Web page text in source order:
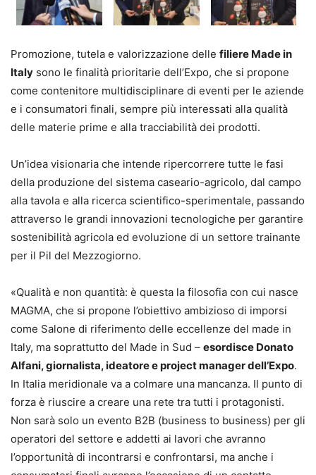
Promozione, tutela e valorizzazione delle filiere Made in
Italy sono le finalità prioritarie dell’Expo, che si propone
come contenitore multidisciplinare di eventi per le aziende
e i consumatori finali, sempre più interessati alla qualità
delle materie prime e alla tracciabilità dei prodotti.
Un’idea visionaria che intende ripercorrere tutte le fasi
della produzione del sistema caseario-agricolo, dal campo
alla tavola e alla ricerca scientifico-sperimentale, passando
attraverso le grandi innovazioni tecnologiche per garantire
sostenibilità agricola ed evoluzione di un settore trainante
per il Pil del Mezzogiorno.
«Qualità e non quantità: è questa la filosofia con cui nasce
MAGMA, che si propone l’obiettivo ambizioso di imporsi
come Salone di riferimento delle eccellenze del made in
Italy, ma soprattutto del Made in Sud – esordisce Donato
Alfani, giornalista, ideatore e project manager dell’Expo.
In Italia meridionale va a colmare una mancanza. Il punto di
forza è riuscire a creare una rete tra tutti i protagonisti.
Non sarà solo un evento B2B (business to business) per gli
operatori del settore e addetti ai lavori che avranno
l’opportunità di incontrarsi e confrontarsi, ma anche i